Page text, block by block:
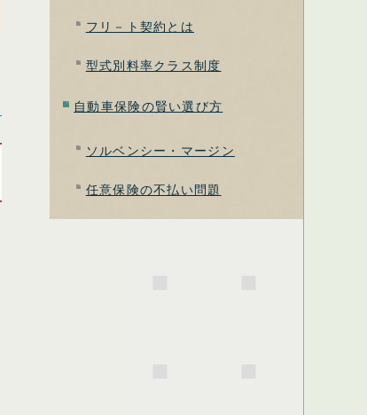
フリ－ト契約とは
型式別料率クラス制度
自動車保険の賢い選び方
ソルベンシー・マージン
任意保険の不払い問題